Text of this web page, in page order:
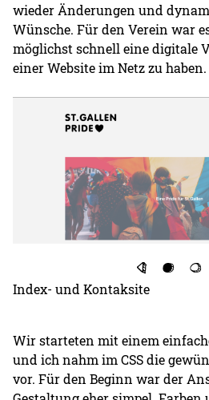
wieder Änderungen und
Wünsche. Für den Verein war
möglichst schnell eine digitale
einer Website im Netz zu haben.
Index- und Kontaksite
Wir starteten mit einem
und ich nahm im CSS die
vor. Für den Beginn war der